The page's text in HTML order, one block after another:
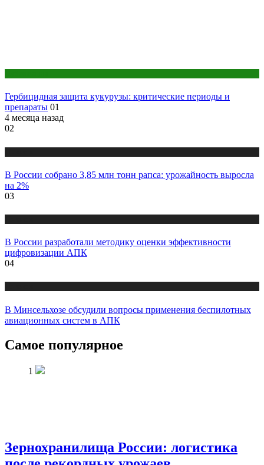
Гербицидная защита кукурузы: критические периоды и
препараты 01
4 месяца назад
02
В России собрано 3,85 млн тонн рапса: урожайность выросла
на 2%
03
В России разработали методику оценки эффективности
цифровизации АПК
04
В Минсельхозе обсудили вопросы применения беспилотных
авиационных систем в АПК
Самое популярное
1
Зернохранилища России: логистика